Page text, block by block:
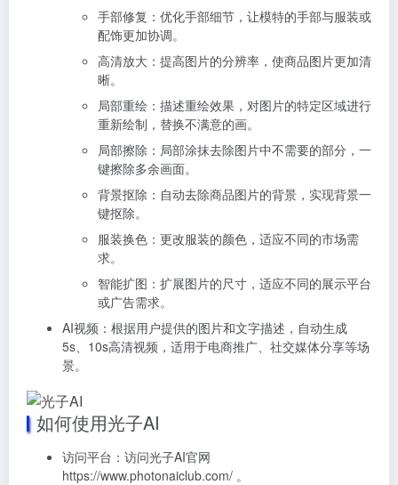
手部修复：优化手部细节，让模特的手部与服装或
配饰更加协调。
高清放大：提高图片的分辨率，使商品图片更加清
晰。
局部重绘：描述重绘效果， 对图片的特定区域进行
重新绘制，替换不满意的画。
局部擦除：局部涂抹去除图片中不需要的部分，一
键擦除多余画面。
背景抠除：自动去除商品图片的背景，实现背景一
键抠除。
服装换色：更改服装的颜色，适应不同的市场需
求。
智能扩图：扩展图片的尺寸，适应不同的展示平台
或广告需求。
AI视频：根据用户提供的图片和文字描述，自动生成
5s、10s高清视频，适用于电商推广、社交媒体分享等场
景。
如何使用光子AI
访问平台：访问光子AI官网
https://www.photonaiclub.com/ 。